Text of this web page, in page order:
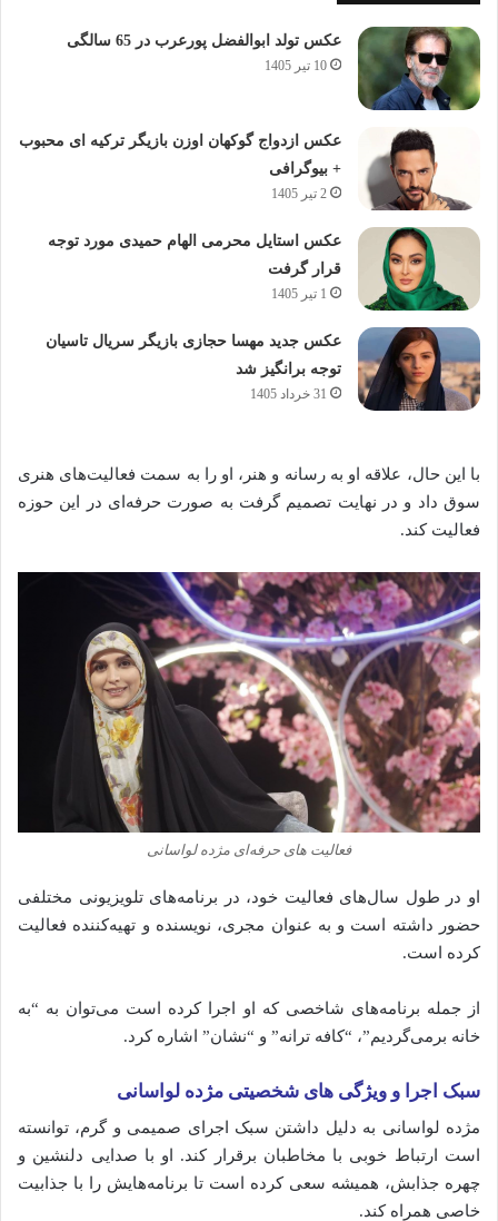
عکس تولد ابوالفضل پورعرب در 65 سالگی
10 تیر 1405
عکس ازدواج گوکهان اوزن بازیگر ترکیه ای محبوب
+ بیوگرافی
2 تیر 1405
عکس استایل محرمی الهام حمیدی مورد توجه
قرار گرفت
1 تیر 1405
عکس جدید مهسا حجازی بازیگر سریال تاسیان
توجه برانگیز شد
31 خرداد 1405
با این حال، علاقه او به رسانه و هنر، او را به سمت فعالیت‌های هنری
سوق داد و در نهایت تصمیم گرفت به صورت حرفه‌ای در این حوزه
فعالیت کند.
فعالیت‌ های حرفه‌ای مژده لواسانی
او در طول سال‌های فعالیت خود، در برنامه‌های تلویزیونی مختلفی
حضور داشته است و به عنوان مجری، نویسنده و تهیه‌کننده فعالیت
کرده است.
از جمله برنامه‌های شاخصی که او اجرا کرده است می‌توان به “به
خانه برمی‌گردیم”، “کافه ترانه” و “نشان” اشاره کرد.
سبک اجرا و ویژگی‌ های شخصیتی مژده لواسانی
مژده لواسانی به دلیل داشتن سبک اجرای صمیمی و گرم، توانسته
است ارتباط خوبی با مخاطبان برقرار کند. او با صدایی دلنشین و
چهره جذابش، همیشه سعی کرده است تا برنامه‌هایش را با جذابیت
خاصی همراه کند.